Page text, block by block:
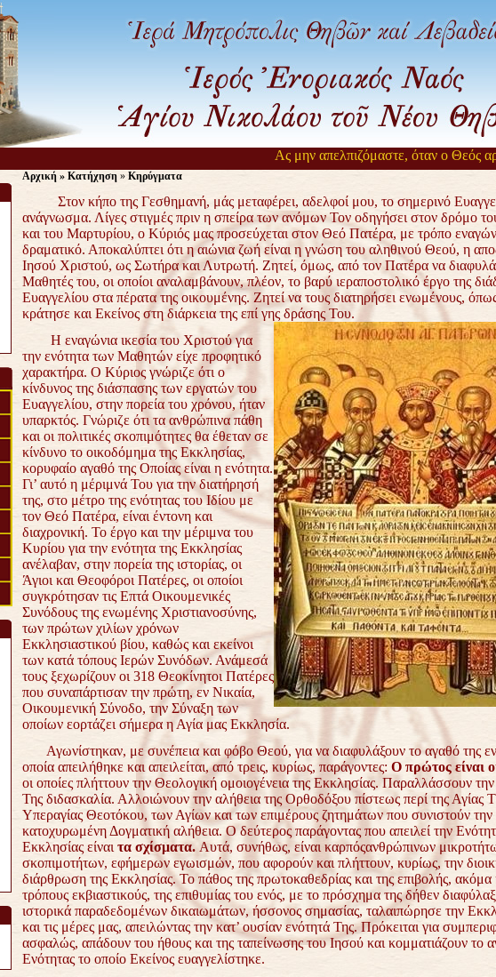
Ας μην απελπιζόμαστε, όταν ο Θεός
Αρχική» Κατήχηση» Κηρύγματα
Στον κήπο της Γεσθημανή, μάς μεταφέρει, αδελφοί μου, το σημερινό
ανάγνωσμα. Λίγες στιγμές πριν η σπείρα των ανόμων Τον οδηγήσει στον δρόμο
και του Μαρτυρίου, ο Κύριός μας προσεύχεται στον Θεό Πατέρα, με τρόπο
δραματικό. Αποκαλύπτει ότι η αιώνια ζωή είναι η γνώση του αληθινού Θεού, η
Ιησού Χριστού, ως Σωτήρα και Λυτρωτή. Ζητεί, όμως, από τον Πατέρα να
Μαθητές του, οι οποίοι αναλαμβάνουν, πλέον, το βαρύ ιεραποστολικό έργο της
Ευαγγελίου στα πέρατα της οικουμένης. Ζητεί να τους διατηρήσει ενωμένους,
κράτησε και Εκείνος στη διάρκεια της επί γης δράσης Του.
Η εναγώνια ικεσία του Χριστού για
την ενότητα των Μαθητών είχε προφητικό
χαρακτήρα. Ο Κύριος γνώριζε ότι ο
κίνδυνος της διάσπασης των εργατών του
Ευαγγελίου, στην πορεία του χρόνου, ήταν
υπαρκτός. Γνώριζε ότι τα ανθρώπινα πάθη
και οι πολιτικές σκοπιμότητες θα έθεταν σε
κίνδυνο το οικοδόμημα της Εκκλησίας,
κορυφαίο αγαθό της Οποίας είναι η ενότητα.
Γι’ αυτό η μέριμνά Του για την διατήρησή
της, στο μέτρο της ενότητας του Ιδίου με
τον Θεό Πατέρα, είναι έντονη και
διαχρονική. Το έργο και την μέριμνα του
Κυρίου για την ενότητα της Εκκλησίας
ανέλαβαν, στην πορεία της ιστορίας, οι
Άγιοι και Θεοφόροι Πατέρες, οι οποίοι
συγκρότησαν τις Επτά Οικουμενικές
Συνόδους της ενωμένης Χριστιανοσύνης,
των πρώτων χιλίων χρόνων
Εκκλησιαστικού βίου, καθώς και εκείνοι
των κατά τόπους Ιερών Συνόδων. Ανάμεσά
τους ξεχωρίζουν οι 318 Θεοκίνητοι Πατέρες
που συναπάρτισαν την πρώτη, εν Νικαία,
Οικουμενική Σύνοδο, την Σύναξη των
οποίων εορτάζει σήμερα η Αγία μας Εκκλησία.
Αγωνίστηκαν, με συνέπεια και φόβο Θεού, για να διαφυλάξουν το αγαθό της
οποία απειλήθηκε και απειλείται, από τρεις, κυρίως, παράγοντες: Ο πρώτος είναι
οι οποίες πλήττουν την Θεολογική ομοιογένεια της Εκκλησίας. Παραλλάσσουν
Της διδασκαλία. Αλλοιώνουν την αλήθεια της Ορθοδόξου πίστεως περί της Αγίας
Υπεραγίας Θεοτόκου, των Αγίων και των επιμέρους ζητημάτων που συνιστούν την
κατοχυρωμένη Δογματική αλήθεια. Ο δεύτερος παράγοντας που απειλεί την
Εκκλησίας είναι τα σχίσματα. Αυτά, συνήθως, είναι καρπόςανθρώπινων
σκοπιμοτήτων, εφήμερων εγωισμών, που αφορούν και πλήττουν, κυρίως, την
διάρθρωση της Εκκλησίας. Το πάθος της πρωτοκαθεδρίας και της επιβολής, ακόμα
τρόπους εκβιαστικούς, της επιθυμίας του ενός, με το πρόσχημα της δήθεν
ιστορικά παραδεδομένων δικαιωμάτων, ήσσονος σημασίας, ταλαιπώρησε την
και τις μέρες μας, απειλώντας την κατ’ ουσίαν ενότητά Της. Πρόκειται για
ασφαλώς, απάδουν του ήθους και της ταπείνωσης του Ιησού και κομματιάζουν το
Ενότητας το οποίο Εκείνος ευαγγελίστηκε.